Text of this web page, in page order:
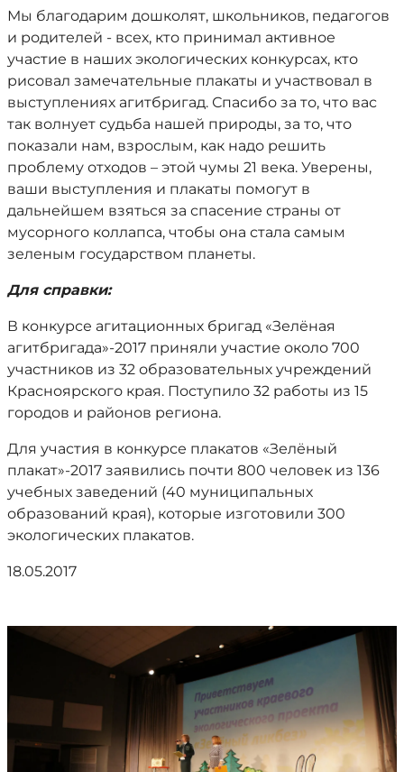
Мы благодарим дошколят, школьников, педагогов
и родителей - всех, кто принимал активное
участие в наших экологических конкурсах, кто
рисовал замечательные плакаты и участвовал в
выступлениях агитбригад. Спасибо за то, что вас
так волнует судьба нашей природы, за то, что
показали нам, взрослым, как надо решить
проблему отходов – этой чумы 21 века. Уверены,
ваши выступления и плакаты помогут в
дальнейшем взяться за спасение страны от
мусорного коллапса, чтобы она стала самым
зеленым государством планеты.
Для справки:
В конкурсе агитационных бригад «Зелёная
агитбригада»-2017 приняли участие около 700
участников из 32 образовательных учреждений
Красноярского края. Поступило 32 работы из 15
городов и районов региона.
Для участия в конкурсе плакатов «Зелёный
плакат»-2017 заявились почти 800 человек из 136
учебных заведений (40 муниципальных
образований края), которые изготовили 300
экологических плакатов.
18.05.2017